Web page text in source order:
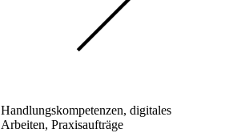
Handlungskompetenzen, digitales
Arbeiten, Praxisaufträge